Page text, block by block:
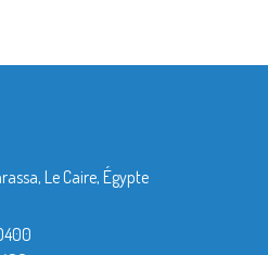
Le Caire, Égypte